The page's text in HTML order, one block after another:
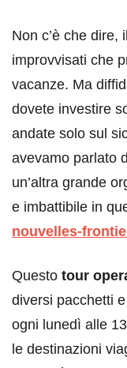
Non c’è che dire,
improvvisati che
vacanze. Ma
dovete investire
andate solo sul
avevamo parlato
un’altra grande
e imbattibile in
nouvelles-
Questo tour
diversi pacchetti
ogni lunedì alle
le destinazioni